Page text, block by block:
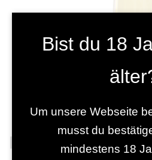
HAPPY WIFE HAPPY
Bist du 18
Um unsere Webseite
musst du
mindestens 18